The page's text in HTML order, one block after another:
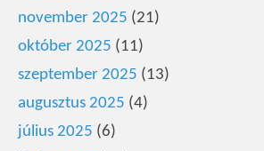
november 2025 (21)
október 2025 (11)
szeptember 2025 (13)
augusztus 2025 (4)
július 2025 (6)